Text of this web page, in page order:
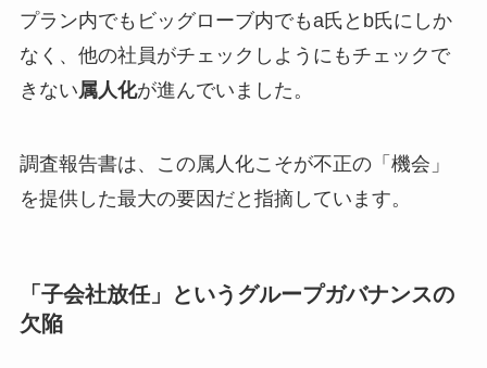
プラン内でもビッグローブ内でもa氏とb氏にしか
なく、他の社員がチェックしようにもチェックで
きない属人化が進んでいました。
調査報告書は、この属人化こそが不正の「機会」
を提供した最大の要因だと指摘しています。
「子会社放任」というグループガバナンスの
欠陥